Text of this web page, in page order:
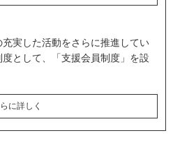
実した活動をさらに推進してい
として、「支援会員制度」を設
に詳しく